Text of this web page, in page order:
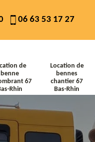
06 63 53 17 27
de
benne
67
Rhin
Location de
bennes
chantier 67
Bas-Rhin